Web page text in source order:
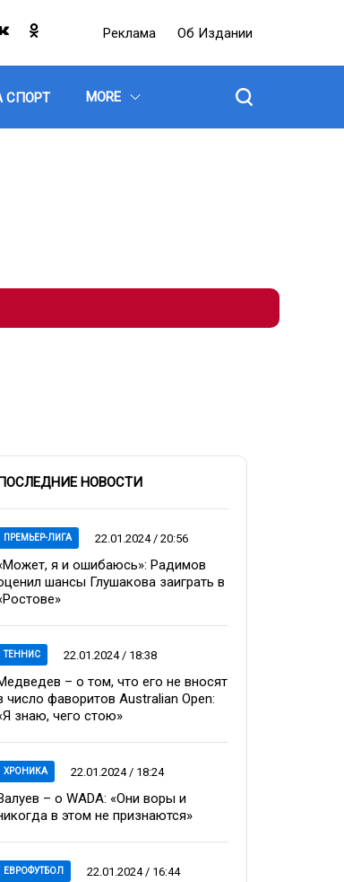
Реклама Об Издании
СПОРТ MORE
НОВОСТИ
ПРЕМЬЕР-ЛИГА 22.01.2024 / 20:56
я и ошибаюсь»: Радимов
шансы Глушакова заиграть в
ТЕННИС 22.01.2024 / 18:38
– о том, что его не вносят
число фаворитов Australian Open:
знаю, чего стою»
ХРОНИКА 22.01.2024 / 18:24
– о WADA: «Они воры и
в этом не признаются»
ЕВРОФУТБОЛ 22.01.2024 / 16:44